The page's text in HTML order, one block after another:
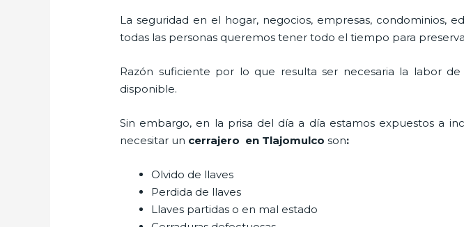
La seguridad en el hogar, negocios, empresas, condominios,
todas las personas queremos tener todo el tiempo para
Razón suficiente por lo que resulta ser necesaria la labor
disponible.
Sin embargo, en la prisa del día a día estamos expuestos a
necesitar un cerrajero en Tlajomulco son:
Olvido de llaves
Perdida de llaves
Llaves partidas o en mal estado